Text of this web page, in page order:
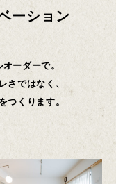
ーション
ーダーで。
さではなく、
つくります。